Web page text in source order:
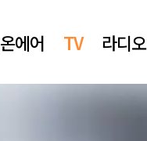
온에어 TV 라디오